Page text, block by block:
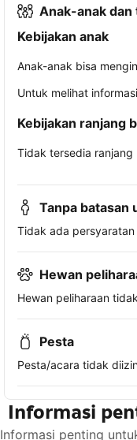
Anak-anak
Kebijakan anak
Anak-anak bisa
Untuk melihat
Kebijakan ranjang
Tidak tersedia
Tanpa batasan
Tidak ada
Hewan
Hewan peliharaan
Pesta
Pesta/acara tidak
Informasi
Informasi penting